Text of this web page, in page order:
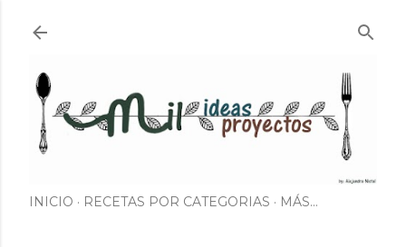
INICIO RECETAS POR CATEGORIAS MÁS…